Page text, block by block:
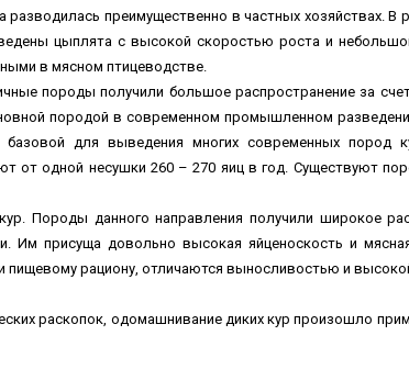
разводилась преимущественно в частных хозяйствах. В
цыплята с высокой скоростью роста и
в мясном птицеводстве.
породы получили большое распространение за
породой в современном промышленном
базовой для выведения многих современных пород
от одной несушки 260 – 270 яиц в год. Существуют
Породы данного направления получили широкое
Им присуща довольно высокая яйценоскость и
пищевому рациону, отличаются выносливостью и
раскопок, одомашнивание диких кур произошло